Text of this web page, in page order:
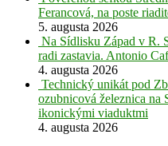
Ferancová, na poste
5. augusta 2026
Na Sídlisku Západ v R.
radi zastavia. Antonio
4. augusta 2026
Technický unikát pod
ozubnicová železnica na
ikonickými viaduktmi
4. augusta 2026